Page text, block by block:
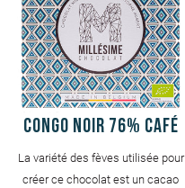
Congo Noir 76% Café
La variété des fèves utilisée pour
créer ce chocolat est un cacao